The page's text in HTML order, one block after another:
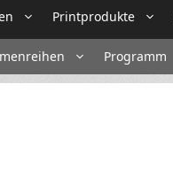
Printprodukte
Programm